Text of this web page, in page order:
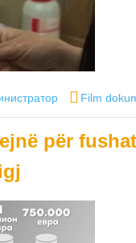
Categories
Film
për